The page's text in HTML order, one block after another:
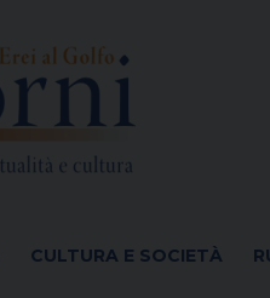
CULTURA E SOCIETÀ